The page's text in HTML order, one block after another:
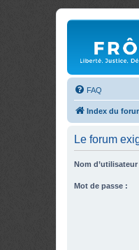
FAQ
Index du
Le forum
Nom d’utilisateur
Mot de passe :